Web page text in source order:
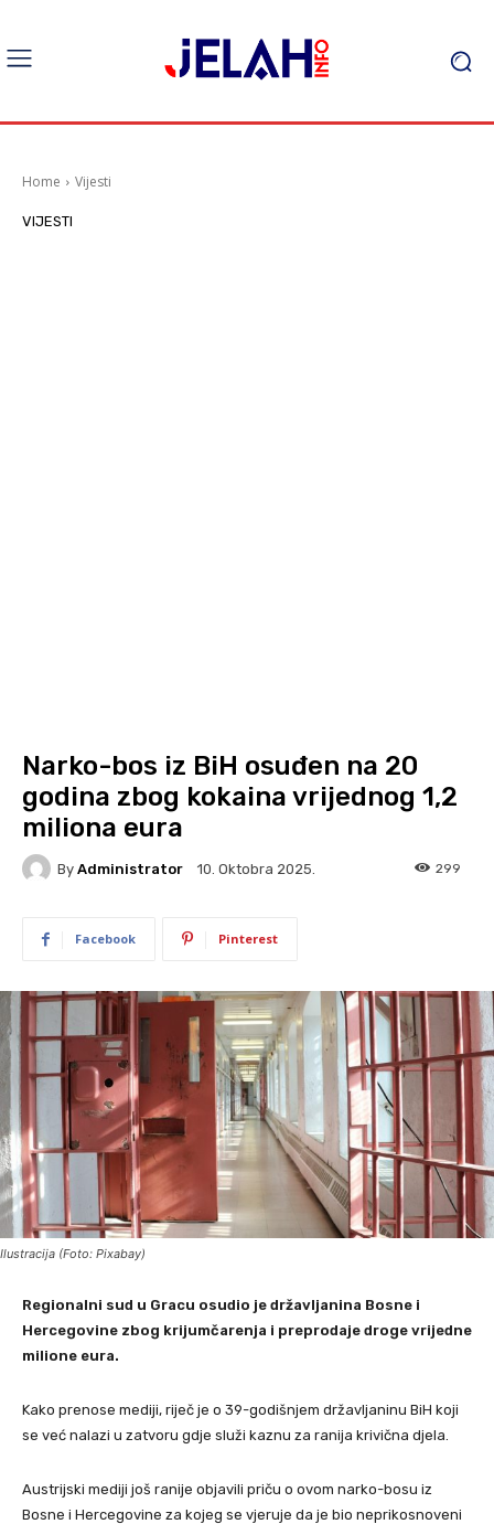
Home Vijesti
VIJESTI
Narko-bos iz BiH osuđen na 20
godina zbog kokaina vrijednog 1,2
miliona eura
By Administrator 10. Oktobra 2025. 299
Facebook Pinterest
Ilustracija (Foto: Pixabay)
Regionalni sud u Gracu osudio je državljanina Bosne i
Hercegovine zbog krijumčarenja i preprodaje droge vrijedne
milione eura.
Kako prenose mediji, riječ je o 39-godišnjem državljaninu BiH koji
se već nalazi u zatvoru gdje služi kaznu za ranija krivična djela.
Austrijski mediji još ranije objavili priču o ovom narko-bosu iz
Bosne i Hercegovine za kojeg se vjeruje da je bio neprikosnoveni